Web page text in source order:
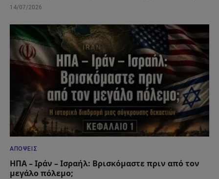
14/07/2026
ΑΠΌΨΕΙΣ
ΗΠΑ – Ιράν – Ισραήλ: Βρισκόμαστε πριν από τον
μεγάλο πόλεμο;